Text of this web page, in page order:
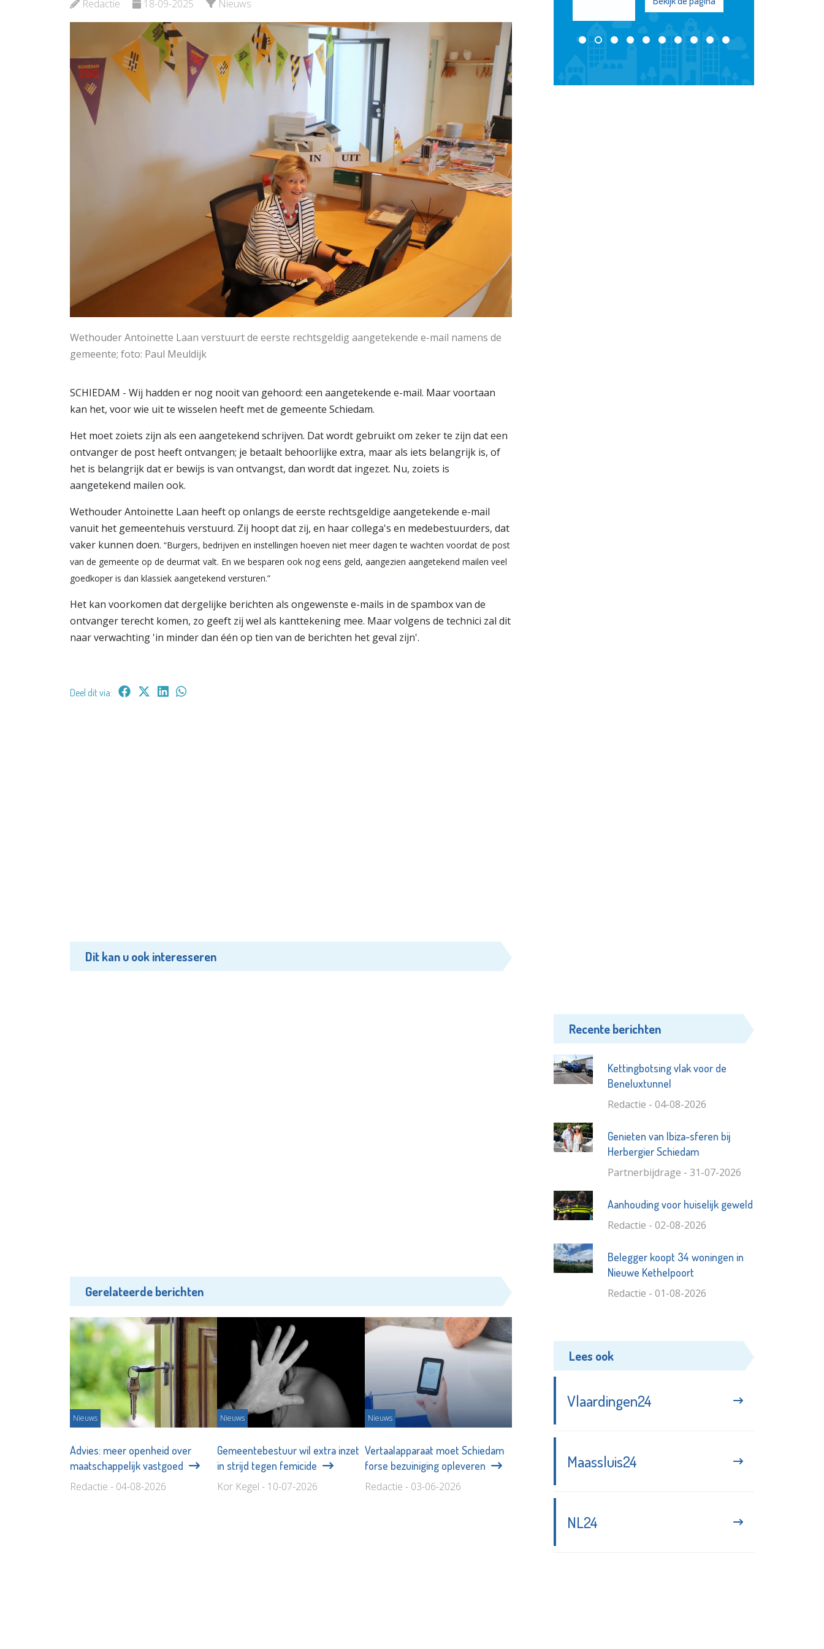
Redactie 18-09-2025 Nieuws
Wethouder Antoinette Laan verstuurt de eerste rechtsgeldig aangetekende e-mail namens de
gemeente; foto: Paul Meuldijk
SCHIEDAM - Wij hadden er nog nooit van gehoord: een aangetekende e-mail. Maar voortaan
kan het, voor wie uit te wisselen heeft met de gemeente Schiedam.
Het moet zoiets zijn als een aangetekend schrijven. Dat wordt gebruikt om zeker te zijn dat een
ontvanger de post heeft ontvangen; je betaalt behoorlijke extra, maar als iets belangrijk is, of
het is belangrijk dat er bewijs is van ontvangst, dan wordt dat ingezet. Nu, zoiets is
aangetekend mailen ook.
Wethouder Antoinette Laan heeft op onlangs de eerste rechtsgeldige aangetekende e-mail
vanuit het gemeentehuis verstuurd. Zij hoopt dat zij, en haar collega's en medebestuurders, dat
vaker kunnen doen. “Burgers, bedrijven en instellingen hoeven niet meer dagen te wachten voordat de post
van de gemeente op de deurmat valt. En we besparen ook nog eens geld, aangezien aangetekend mailen veel
goedkoper is dan klassiek aangetekend versturen.”
Het kan voorkomen dat dergelijke berichten als ongewenste e-mails in de spambox van de
ontvanger terecht komen, zo geeft zij wel als kanttekening mee. Maar volgens de technici zal dit
naar verwachting 'in minder dan één op tien van de berichten het geval zijn'.
Deel dit via:
Dit kan u ook interesseren
Gerelateerde berichten
Nieuws
Advies: meer openheid over
maatschappelijk vastgoed
Redactie - 04-08-2026
Nieuws
Gemeentebestuur wil extra inzet
in strijd tegen femicide
Kor Kegel - 10-07-2026
Nieuws
Vertaalapparaat moet Schiedam
forse bezuiniging opleveren
Redactie - 03-06-2026
Bekijk de pagina
Recente berichten
Kettingbotsing vlak voor de
Beneluxtunnel
Redactie - 04-08-2026
Genieten van Ibiza-sferen bij
Herbergier Schiedam
Partnerbijdrage - 31-07-2026
Aanhouding voor huiselijk geweld
Redactie - 02-08-2026
Belegger koopt 34 woningen in
Nieuwe Kethelpoort
Redactie - 01-08-2026
Lees ook
Vlaardingen24
Maassluis24
NL24